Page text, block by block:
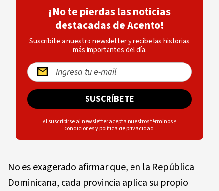
¡No te pierdas las noticias
destacadas de Acento!
Suscríbite a nuestro newsletter y recibe las historias
más importantes del día.
SUSCRÍBETE
Al suscribirse al newsletter acepta nuestrostérminos y
condicionesypolítica de privacidad.
No es exagerado afirmar que, en la República
Dominicana, cada provincia aplica su propio